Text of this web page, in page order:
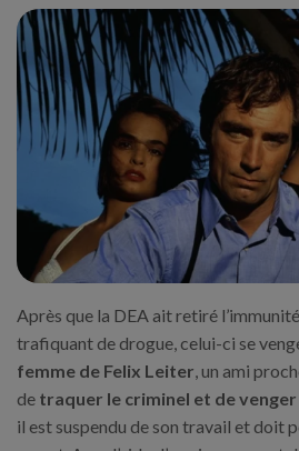
Après que la DEA ait retiré
trafiquant de drogue, celui-ci se
femme de Felix Leiter, un ami
de traquer le criminel et de
il est suspendu de son travail et doit